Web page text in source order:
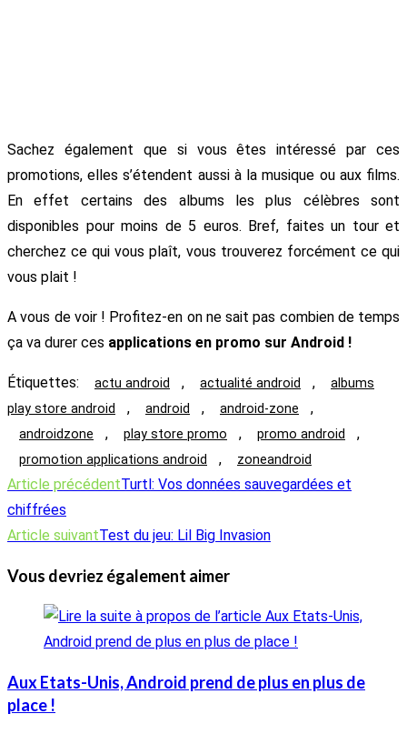
Sachez également que si vous êtes intéressé par ces
promotions, elles s’étendent aussi à la musique ou aux films.
En effet certains des albums les plus célèbres sont
disponibles pour moins de 5 euros. Bref, faites un tour et
cherchez ce qui vous plaît, vous trouverez forcément ce qui
vous plait !
A vous de voir ! Profitez-en on ne sait pas combien de temps
ça va durer ces applications en promo sur Android !
Étiquettes: actu android , actualité android ,
albums
play store android
, android , android-zone ,
androidzone , play store promo , promo android ,
promotion applications android , zoneandroid
Read
more
articles
Article précédentTurtl: Vos données sauvegardées et
chiffrées
Article suivantTest du jeu: Lil Big Invasion
Vous devriez également aimer
Aux Etats-Unis, Android prend de plus en plus de
place !